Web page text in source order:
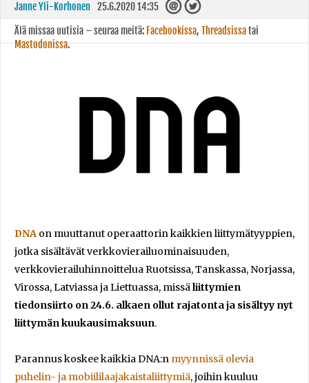
Janne Yli-Korhonen 25.6.2020 14:35
Älä missaa uutisia – seuraa meitä: Facebookissa, Threadsissatai
Mastodonissa.
DNA on muuttanut operaattorin kaikkien liittymätyyppien,
jotka sisältävät verkkovierailuominaisuuden,
verkkovierailuhinnoittelua Ruotsissa, Tanskassa, Norjassa,
Virossa, Latviassa ja Liettuassa, missäliittymien
tiedonsiirto on 24.6. alkaen ollut rajatonta ja sisältyy nyt
liittymän kuukausimaksuun.
Parannus koskee kaikkia DNA:n myynnissä olevia
puhelin- ja mobiililaajakaistaliittymiä, joihin kuuluu